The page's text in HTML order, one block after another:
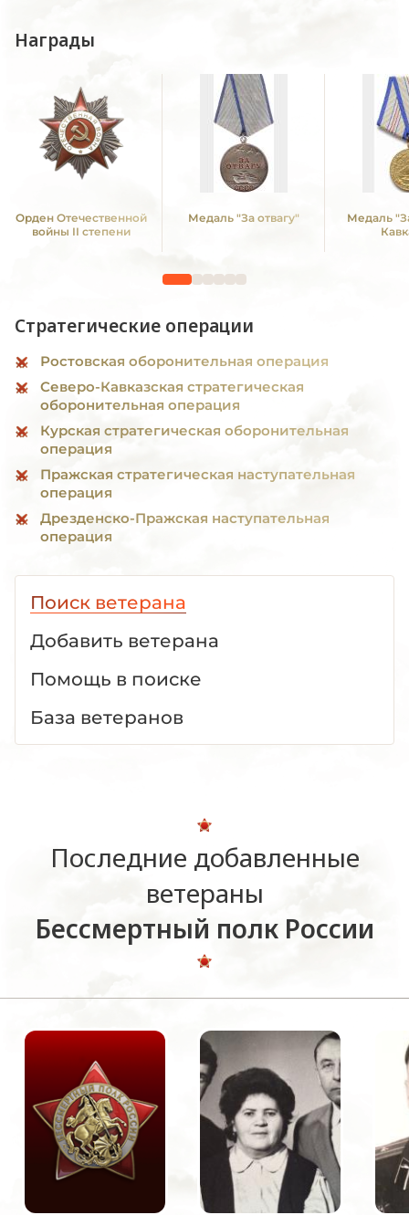
Награды
Орден Отечественной
войны II степени
Медаль "За отвагу"
Медаль
Стратегические операции
Ростовская оборонительная операция
Северо-Кавказская стратегическая
оборонительная операция
Курская стратегическая оборонительная
операция
Пражская стратегическая наступательная
операция
Дрезденско-Пражская наступательная
операция
Поиск ветерана
Добавить ветерана
Помощь в поиске
База ветеранов
Последние добавленные
ветераны
Бессмертный полк России